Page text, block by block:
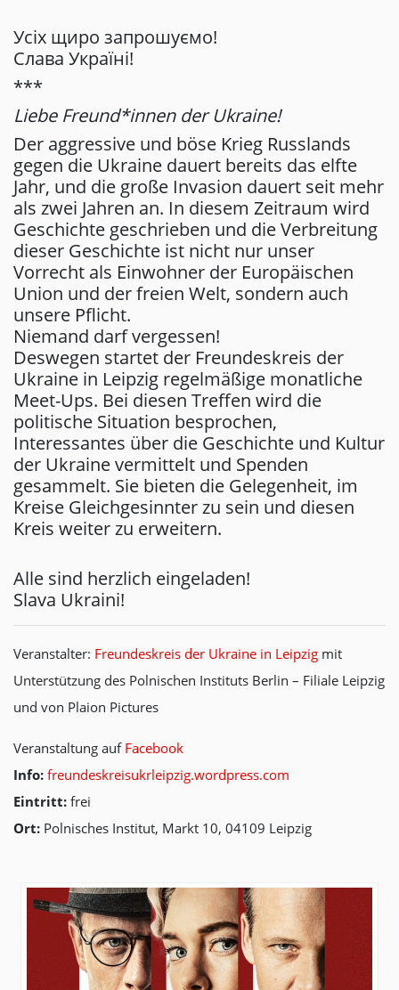
Усіх щиро запрошуємо!
Слава Україні!
***
Liebe Freund*innen der Ukraine!
Der aggressive und böse Krieg Russlands
gegen die Ukraine dauert bereits das elfte
Jahr, und die große Invasion dauert seit mehr
als zwei Jahren an. In diesem Zeitraum wird
Geschichte geschrieben und die Verbreitung
dieser Geschichte ist nicht nur unser
Vorrecht als Einwohner der Europäischen
Union und der freien Welt, sondern auch
unsere Pflicht.
Niemand darf vergessen!
Deswegen startet der Freundeskreis der
Ukraine in Leipzig regelmäßige monatliche
Meet-Ups. Bei diesen Treffen wird die
politische Situation besprochen,
Interessantes über die Geschichte und Kultur
der Ukraine vermittelt und Spenden
gesammelt. Sie bieten die Gelegenheit, im
Kreise Gleichgesinnter zu sein und diesen
Kreis weiter zu erweitern.
Alle sind herzlich eingeladen!
Slava Ukraini!
Veranstalter: Freundeskreis der Ukraine in Leipzig mit
Unterstützung des Polnischen Instituts Berlin – Filiale Leipzig
und von Plaion Pictures
Veranstaltung auf Facebook
Info: freundeskreisukrleipzig.wordpress.com
Eintritt: frei
Ort: Polnisches Institut, Markt 10, 04109 Leipzig